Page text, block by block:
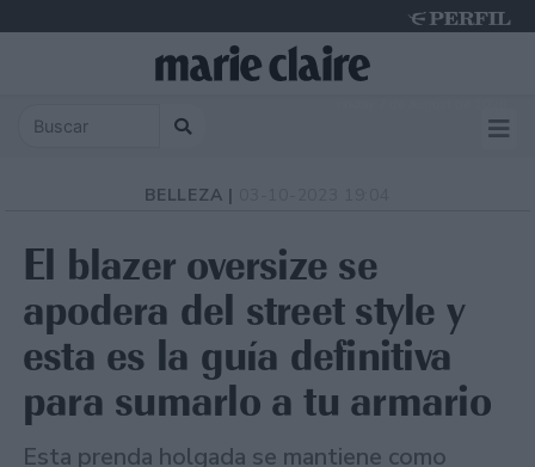
BELLEZA |
El blazer oversize se
apodera del street style y
esta es la guía definitiva
para sumarlo a tu armario
Esta prenda holgada se mantiene como